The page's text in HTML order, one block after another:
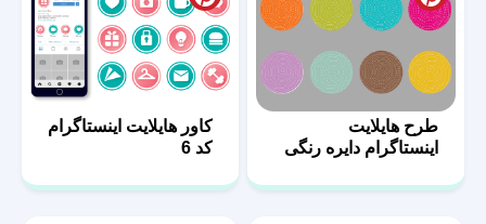
طرح هایلایت
اینستاگرام دایره رنگی
کاور هایلایت اینستاگرام
کد 6